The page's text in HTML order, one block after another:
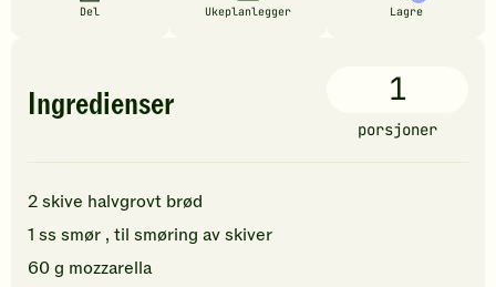
Del Ukeplanlegger Lagre
Ingredienser 1
porsjoner
2skive halvgrovt brød
1 ss smør , til smøring av skiver
60g mozzarella